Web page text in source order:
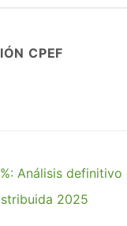
CPEF
Análisis definitivo
2025